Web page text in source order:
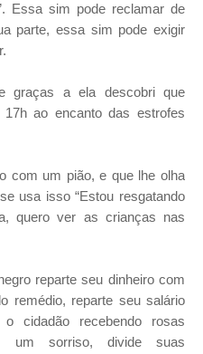
Essa sim pode reclamar de
parte, essa sim pode exigir
graças a ela descobri que
ao encanto das estrofes
com um pião, e que lhe olha
usa isso “Estou resgatando
quero ver as crianças nas
reparte seu dinheiro com
remédio, reparte seu salário
cidadão recebendo rosas
um sorriso, divide suas